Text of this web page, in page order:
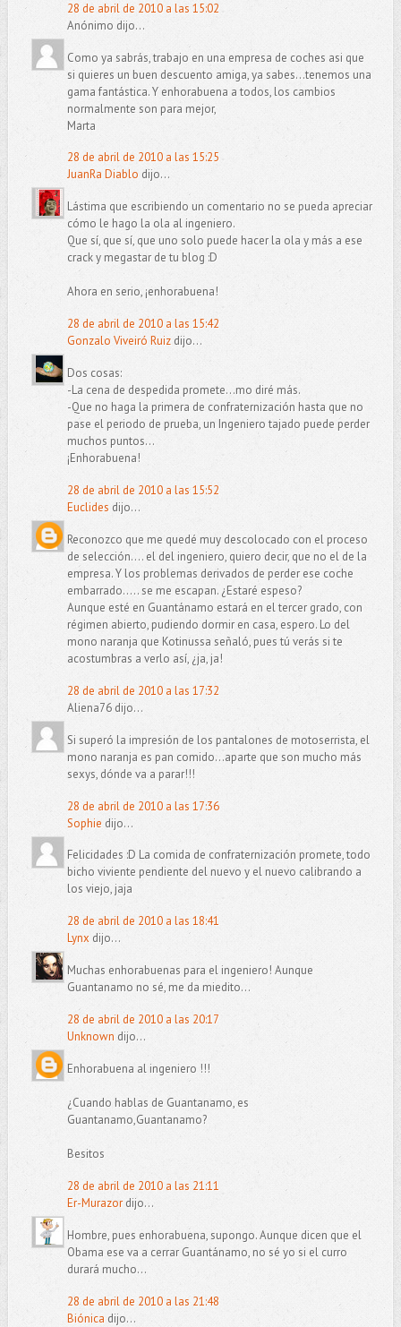
28 de abril de 2010 a las 15:02
Anónimo dijo...
Como ya sabrás, trabajo en una empresa de coches asi que
si quieres un buen descuento amiga, ya sabes...tenemos una
gama fantástica. Y enhorabuena a todos, los cambios
normalmente son para mejor,
Marta
28 de abril de 2010 a las 15:25
JuanRa Diablo dijo...
Lástima que escribiendo un comentario no se pueda apreciar
cómo le hago la ola al ingeniero.
Que sí, que sí, que uno solo puede hacer la ola y más a ese
crack y megastar de tu blog :D
Ahora en serio, ¡enhorabuena!
28 de abril de 2010 a las 15:42
Gonzalo Viveiró Ruizdijo...
Dos cosas:
-La cena de despedida promete...mo diré más.
-Que no haga la primera de confraternización hasta que no
pase el periodo de prueba, un Ingeniero tajado puede perder
muchos puntos...
¡Enhorabuena!
28 de abril de 2010 a las 15:52
Euclides dijo...
Reconozco que me quedé muy descolocado con el proceso
de selección.... el del ingeniero, quiero decir, que no el de la
empresa. Y los problemas derivados de perder ese coche
embarrado..... se me escapan. ¿Estaré espeso?
Aunque esté en Guantánamo estará en el tercer grado, con
régimen abierto, pudiendo dormir en casa, espero. Lo del
mono naranja que Kotinussa señaló, pues tú verás si te
acostumbras a verlo así, ¿ja, ja!
28 de abril de 2010 a las 17:32
Aliena76 dijo...
Si superó la impresión de los pantalones de motoserrista, el
mono naranja es pan comido...aparte que son mucho más
sexys, dónde va a parar!!!
28 de abril de 2010 a las 17:36
Sophie dijo...
Felicidades :D La comida de confraternización promete, todo
bicho viviente pendiente del nuevo y el nuevo calibrando a
los viejo, jaja
28 de abril de 2010 a las 18:41
Lynx dijo...
Muchas enhorabuenas para el ingeniero! Aunque
Guantanamo no sé, me da miedito...
28 de abril de 2010 a las 20:17
Unknown dijo...
Enhorabuena al ingeniero !!!
¿Cuando hablas de Guantanamo, es
Guantanamo,Guantanamo?
Besitos
28 de abril de 2010 a las 21:11
Er-Murazordijo...
Hombre, pues enhorabuena, supongo. Aunque dicen que el
Obama ese va a cerrar Guantánamo, no sé yo si el curro
durará mucho...
28 de abril de 2010 a las 21:48
Biónica dijo...